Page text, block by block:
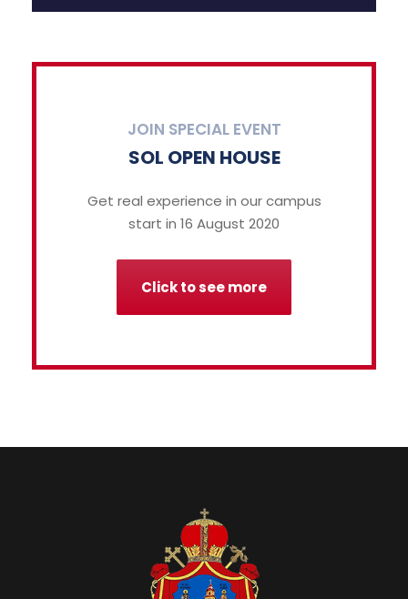
JOIN SPECIAL EVENT
SOL OPEN HOUSE
Get real experience in our campus
start in 16 August 2020
Click to see more